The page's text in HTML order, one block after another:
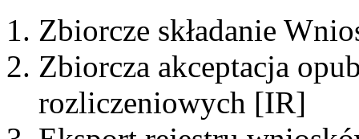
Zbiorcze składanie
Zbiorcza akceptacja
rozliczeniowych [IR]